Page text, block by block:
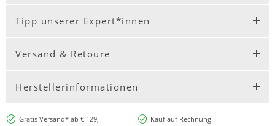
Tipp unserer Expert*innen
Versand & Retoure
Herstellerinformationen
Gratis Versand* ab € 129,-
Kauf auf Rechnung